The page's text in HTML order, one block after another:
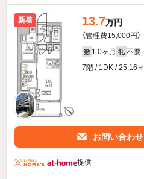
新着 13.7万円
（管理費15,000円）
敷 1.0ヶ月 礼 不要
7階 / 1DK / 25.16㎡
お問い合わせ
提供